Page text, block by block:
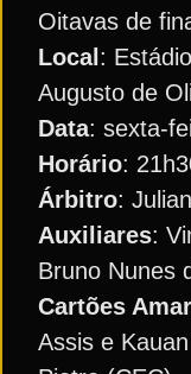
Oitavas de
Local:
Augusto de
Data: sexta-
Horário:
Árbitro:
Auxiliares:
Bruno Nunes
Cartões
Assis e